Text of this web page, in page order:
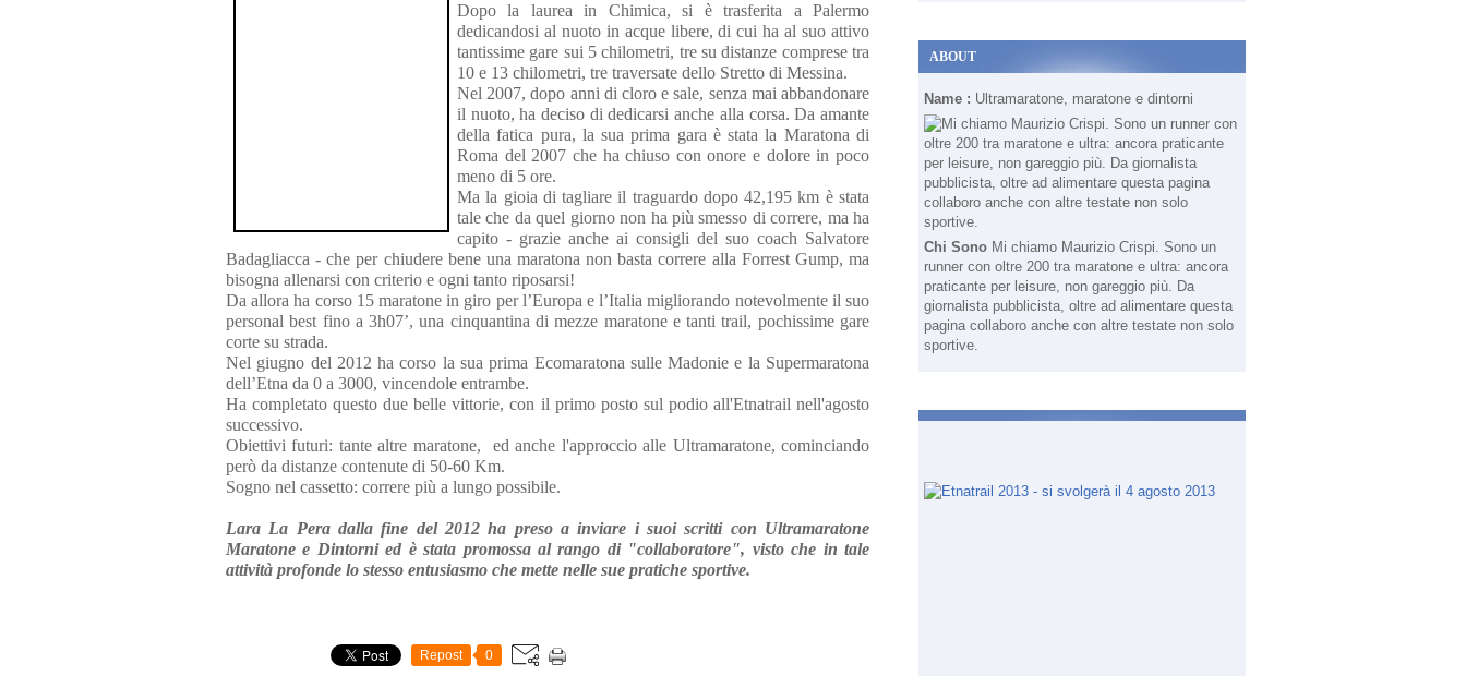
Dopo la laurea in Chimica, si è trasferita a Palermo
dedicandosi al nuoto in acque libere, di cui ha al suo attivo
tantissime gare sui 5 chilometri, tre su distanze comprese tra
10 e 13 chilometri, tre traversate dello Stretto di Messina.
Nel 2007, dopo anni di cloro e sale, senza mai abbandonare
il nuoto, ha deciso di dedicarsi anche alla corsa. Da amante
della fatica pura, la sua prima gara è stata la Maratona di
Roma del 2007 che ha chiuso con onore e dolore in poco
meno di 5 ore.
Ma la gioia di tagliare il traguardo dopo 42,195 km è stata
tale che da quel giorno non ha più smesso di correre, ma ha
capito - grazie anche ai consigli del suo coach Salvatore
Badagliacca - che per chiudere bene una maratona non basta correre alla Forrest Gump, ma
bisogna allenarsi con criterio e ogni tanto riposarsi!
Da allora ha corso 15 maratone in giro per l’Europa e l’Italia migliorando notevolmente il suo
personal best fino a 3h07’, una cinquantina di mezze maratone e tanti trail, pochissime gare
corte su strada.
Nel giugno del 2012 ha corso la sua prima Ecomaratona sulle Madonie e la Supermaratona
dell’Etna da 0 a 3000, vincendole entrambe.
Ha completato questo due belle vittorie, con il primo posto sul podio all'Etnatrail nell'agosto
successivo.
Obiettivi futuri: tante altre maratone, ed anche l'approccio alle Ultramaratone, cominciando
però da distanze contenute di 50-60 Km.
Sogno nel cassetto: correre più a lungo possibile.
Lara La Pera dalla fine del 2012 ha preso a inviare i suoi scritti con Ultramaratone
Maratone e Dintorni ed è stata promossa al rango di "collaboratore", visto che in tale
attività profonde lo stesso entusiasmo che mette nelle sue pratiche sportive.
Repost 0
ABOUT
Name : Ultramaratone, maratone e dintorni
Chi Sono Mi chiamo Maurizio Crispi. Sono un
runner con oltre 200 tra maratone e ultra: ancora
praticante per leisure, non gareggio più. Da
giornalista pubblicista, oltre ad alimentare questa
pagina collaboro anche con altre testate non solo
sportive.